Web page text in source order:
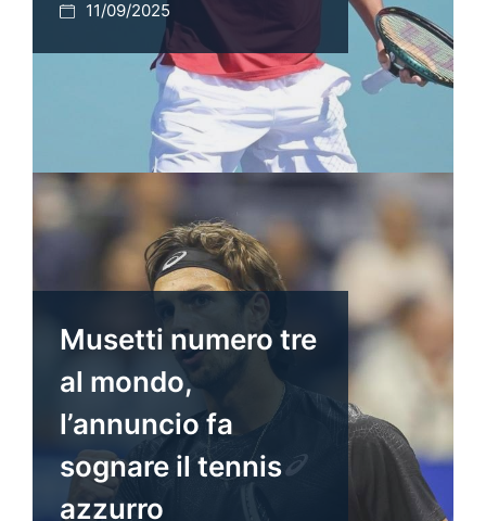
11/09/2025
Musetti numero tre
al mondo,
l’annuncio fa
sognare il tennis
azzurro